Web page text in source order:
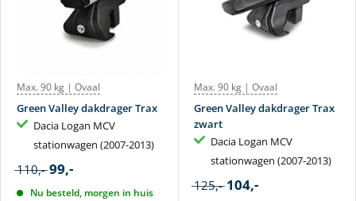
Max. 90 kg | Ovaal
Green Valley dakdrager Trax
Dacia Logan MCV
stationwagen (2007-2013)
110,- 99,-
Nu besteld, morgen in huis
Max. 90 kg | Ovaal
Green Valley dakdrager Trax
zwart
Dacia Logan MCV
stationwagen (2007-2013)
125,- 104,-